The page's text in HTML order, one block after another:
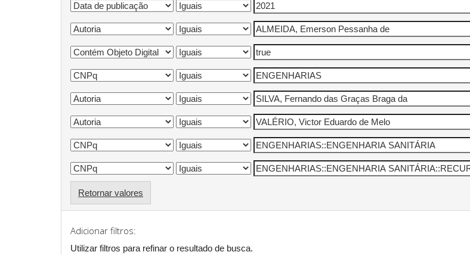
Retornar valores
Adicionar filtros:
Utilizar filtros para refinar o resultado de busca.